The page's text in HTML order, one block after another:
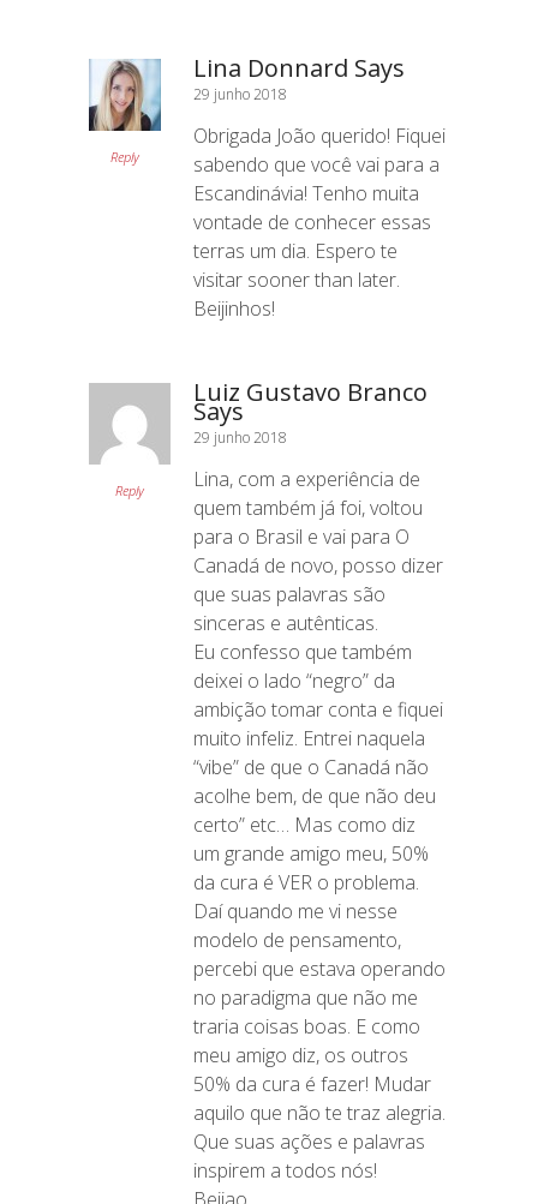
Reply
Lina Donnard Says
29 junho 2018
Obrigada João querido! Fiquei
sabendo que você vai para a
Escandinávia! Tenho muita
vontade de conhecer essas
terras um dia. Espero te
visitar sooner than later.
Beijinhos!
Reply
Luiz Gustavo Branco
Says
29 junho 2018
Lina, com a experiência de
quem também já foi, voltou
para o Brasil e vai para O
Canadá de novo, posso dizer
que suas palavras são
sinceras e autênticas.
Eu confesso que também
deixei o lado “negro” da
ambição tomar conta e fiquei
muito infeliz. Entrei naquela
“vibe” de que o Canadá não
acolhe bem, de que não deu
certo” etc… Mas como diz
um grande amigo meu, 50%
da cura é VER o problema.
Daí quando me vi nesse
modelo de pensamento,
percebi que estava operando
no paradigma que não me
traria coisas boas. E como
meu amigo diz, os outros
50% da cura é fazer! Mudar
aquilo que não te traz alegria.
Que suas ações e palavras
inspirem a todos nós!